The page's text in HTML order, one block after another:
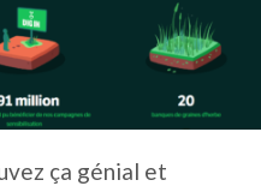
ça génial et